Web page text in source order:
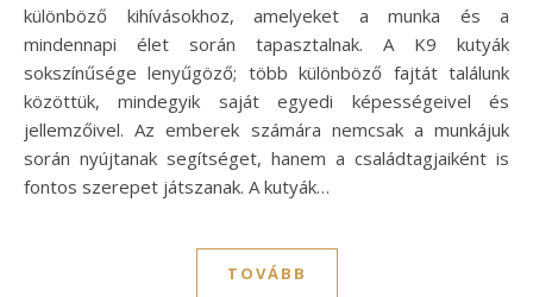
különböző kihívásokhoz, amelyeket a munka és a
mindennapi élet során tapasztalnak. A K9 kutyák
sokszínűsége lenyűgöző; több különböző fajtát találunk
közöttük, mindegyik saját egyedi képességeivel és
jellemzőivel. Az emberek számára nemcsak a munkájuk
során nyújtanak segítséget, hanem a családtagjaiként is
fontos szerepet játszanak. A kutyák…
TOVÁBB